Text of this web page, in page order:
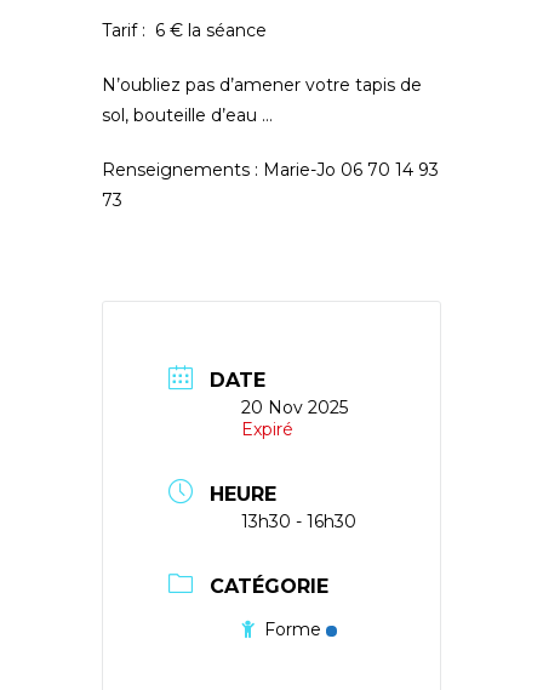
Tarif : 6 € la séance
N’oubliez pas d’amener votre tapis de
sol, bouteille d’eau …
Renseignements : Marie-Jo 06 70 14 93
73
DATE
20 Nov 2025
Expiré
HEURE
13h30 - 16h30
CATÉGORIE
Forme